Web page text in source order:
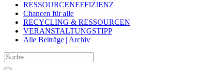
RESSOURCENEFFIZIENZ
Chancen für alle
RECYCLING & RESSOURCEN
VERANSTALTUNGSTIPP
Alle Beiträge | Archiv